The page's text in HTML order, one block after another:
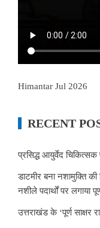
Himantar Jul 2026
RECENT
प्रसिद्ध आयुर्वेद
डाटमीर बना नशामुक्ति
नशीले पदार्थों पर लगाया
उत्तराखंड के ‘पूर्ण साक्षर